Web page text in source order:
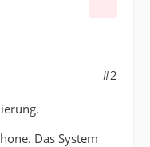
#2
Das System